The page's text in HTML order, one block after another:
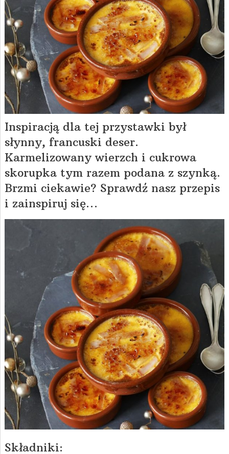
Inspiracją dla tej przystawki był
słynny, francuski deser.
Karmelizowany wierzch i cukrowa
skorupka tym razem podana z szynką.
Brzmi ciekawie? Sprawdź nasz przepis
i zainspiruj się…
Składniki: